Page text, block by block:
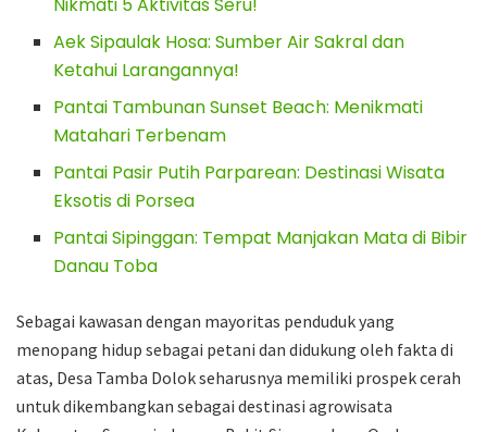
Nikmati 5 Aktivitas Seru!
Aek Sipaulak Hosa: Sumber Air Sakral dan
Ketahui Larangannya!
Pantai Tambunan Sunset Beach: Menikmati
Matahari Terbenam
Pantai Pasir Putih Parparean: Destinasi Wisata
Eksotis di Porsea
Pantai Sipinggan: Tempat Manjakan Mata di Bibir
Danau Toba
Sebagai kawasan dengan mayoritas penduduk yang
menopang hidup sebagai petani dan didukung oleh fakta di
atas, Desa Tamba Dolok seharusnya memiliki prospek cerah
untuk dikembangkan sebagai destinasi agrowisata